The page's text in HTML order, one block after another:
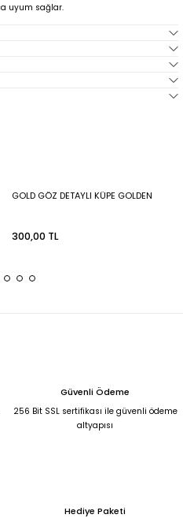
uyum sağlar.
GOLD GÖZ DETAYLI KÜPE GOLDEN
300,00 TL
Güvenli Ödeme
256 Bit SSL sertifikası ile güvenli ödeme
altyapısı
Hediye Paketi